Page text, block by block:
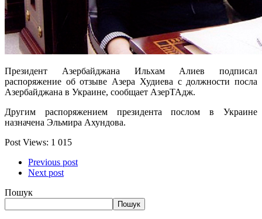
Президент Азербайджана Ильхам Алиев подписал
распоряжение об отзыве Азера Худиева с должности посла
Азербайджана в Украине, сообщает АзерТАдж.
Другим распоряжением президента послом в Украине
назначена Эльмира Ахундова.
Post Views: 1 015
Previous post
Next post
Пошук
Пошук